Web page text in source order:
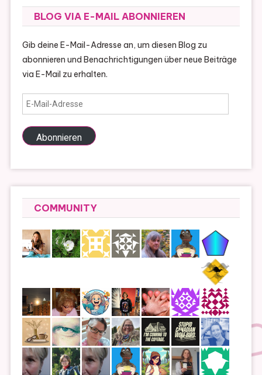
BLOG VIA E-MAIL ABONNIEREN
Gib deine E-Mail-Adresse an, um diesen Blog zu
abonnieren und Benachrichtigungen über neue Beiträge
via E-Mail zu erhalten.
E-
Mail-
Adresse
Abonnieren
COMMUNITY